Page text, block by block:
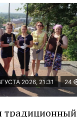
2026, 21:31 24
традиционный